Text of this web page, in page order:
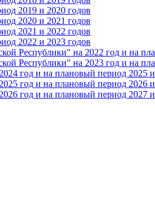
2019 и 2020 годов
2020 и 2021 годов
2021 и 2022 годов
2022 и 2023 годов
Республики" на 2022 год и на
Республики" на 2023 год и на
год и на плановый период 2025 и
год и на плановый период 2026 и
год и на плановый период 2027 и